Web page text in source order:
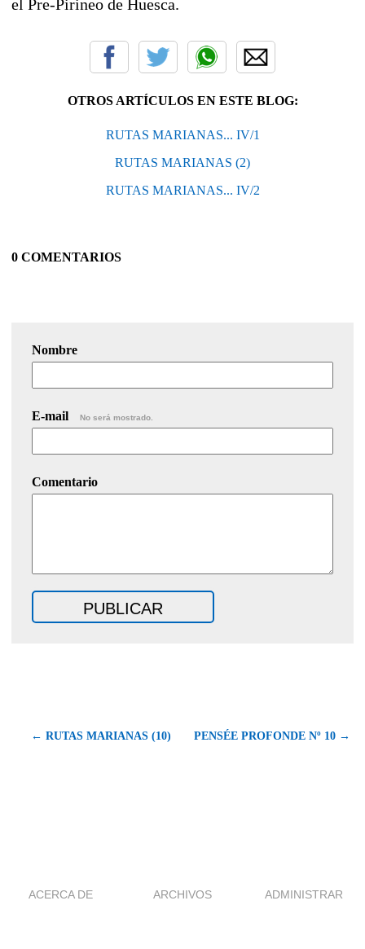
el Pre-Pirineo de Huesca.
OTROS ARTÍCULOS EN ESTE BLOG:
RUTAS MARIANAS... IV/1
RUTAS MARIANAS (2)
RUTAS MARIANAS... IV/2
0 COMENTARIOS
Nombre
E-mail No será mostrado.
Comentario
← RUTAS MARIANAS (10) PENSÉE PROFONDE Nº 10 →
ACERCA DE ARCHIVOS ADMINISTRAR